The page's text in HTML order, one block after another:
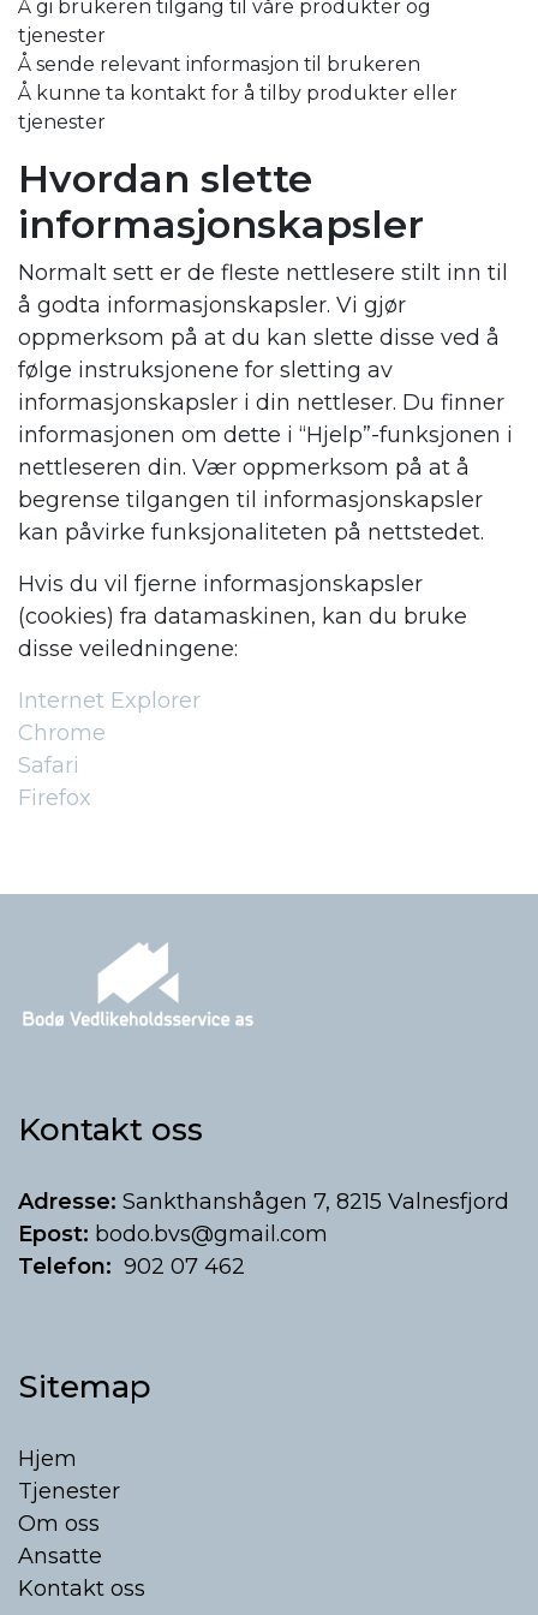
Å gi brukeren tilgang til våre produkter og
tjenester
Å sende relevant informasjon til brukeren
Å kunne ta kontakt for å tilby produkter eller
tjenester
Hvordan slette
informasjonskapsler
Normalt sett er de fleste nettlesere stilt inn til
å godta informasjonskapsler. Vi gjør
oppmerksom på at du kan slette disse ved å
følge instruksjonene for sletting av
informasjonskapsler i din nettleser. Du finner
informasjonen om dette i “Hjelp”-funksjonen i
nettleseren din. Vær oppmerksom på at å
begrense tilgangen til informasjonskapsler
kan påvirke funksjonaliteten på nettstedet.
Hvis du vil fjerne informasjonskapsler
(cookies) fra datamaskinen, kan du bruke
disse veiledningene:
Internet Explorer
Chrome
Safari
Firefox
Kontakt oss
Adresse: Sankthanshågen 7, 8215 Valnesfjord
Epost: bodo.bvs@gmail.com
Telefon: 902 07 462
Sitemap
Hjem
Tjenester
Om oss
Ansatte
Kontakt oss